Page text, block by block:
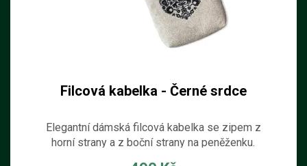
Filcová kabelka - Černé srdce
Elegantní dámská filcová kabelka se zipem z
horní strany a z boční strany na peněženku.